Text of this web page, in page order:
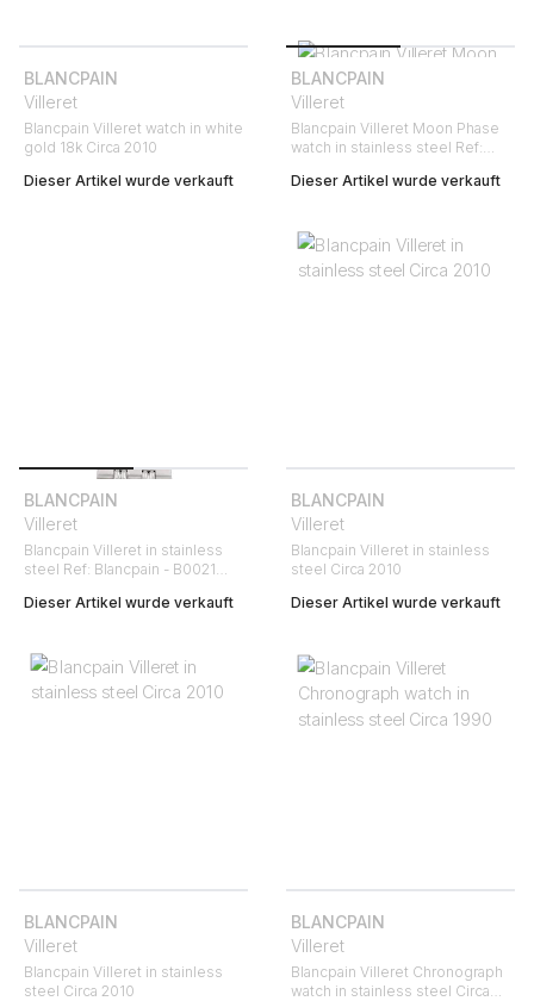
BLANCPAIN
Villeret
Blancpain Villeret watch in white
gold 18k Circa 2010
Dieser Artikel wurde verkauft
BLANCPAIN
Villeret
Blancpain Villeret Moon Phase
watch in stainless steel Ref:
Dieser Artikel wurde verkauft
BLANCPAIN
Villeret
Blancpain Villeret in stainless
steel Ref: Blancpain - B0021
Dieser Artikel wurde verkauft
BLANCPAIN
Villeret
Blancpain Villeret in stainless
steel Circa 2010
Dieser Artikel wurde verkauft
BLANCPAIN
Villeret
Blancpain Villeret in stainless
steel Circa 2010
BLANCPAIN
Villeret
Blancpain Villeret Chronograph
watch in stainless steel Circa